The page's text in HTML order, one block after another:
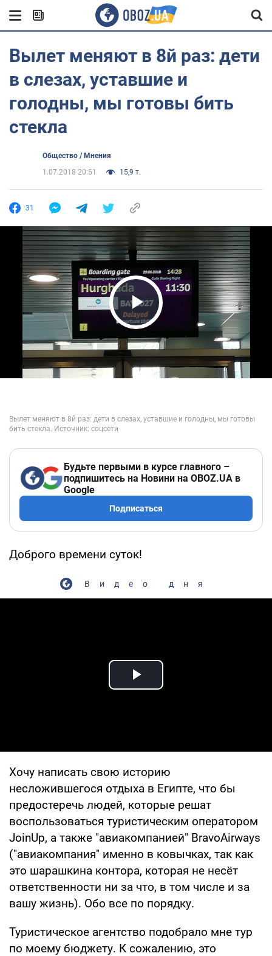
Вылет меняют в 8й раз: дети
в слезах, уставшие и
голодны, мы готовы бить
стекла
Общество / Мнения
1.07.2018 20:51
15,9 т.
31
Play Video
Будьте первыми в курсе главного –
подпишитесь на Новини на OBOZ.UA в
Google
Подписаться
Доброго времени суток!
Видео дня
Play Video
Хочу написать свою историю
несложившегося отдыха в Египте, что бы
предостеречь людей, которые решат
воспользоваться туристическим оператором
JoinUp, а также "авиакомпанией" BravoAirways
("авиакомпания" именно в ковычках, так как
это шарашкина контора, которая не несёт
ответственности ни за что, в том числе и за
вашу жизнь). Обо все по порядку.
Туристическое агентство подобрало мне тур
по моему бюджету. К сожалению, это